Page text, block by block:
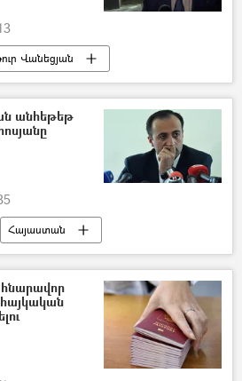
Վանեցյան
ծառայություն. ԱԱԾ
հանրաքվե
անհեթեթ
Հայաստան